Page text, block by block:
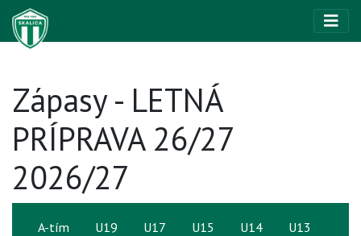
Zápasy - LETNÁ
PRÍPRAVA 26/27
2026/27
A-tím U19 U17 U15 U14
U13